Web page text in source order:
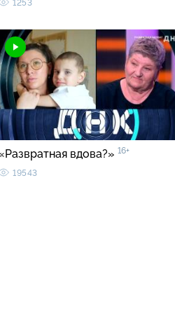
1253
вдова?» 16+
19543